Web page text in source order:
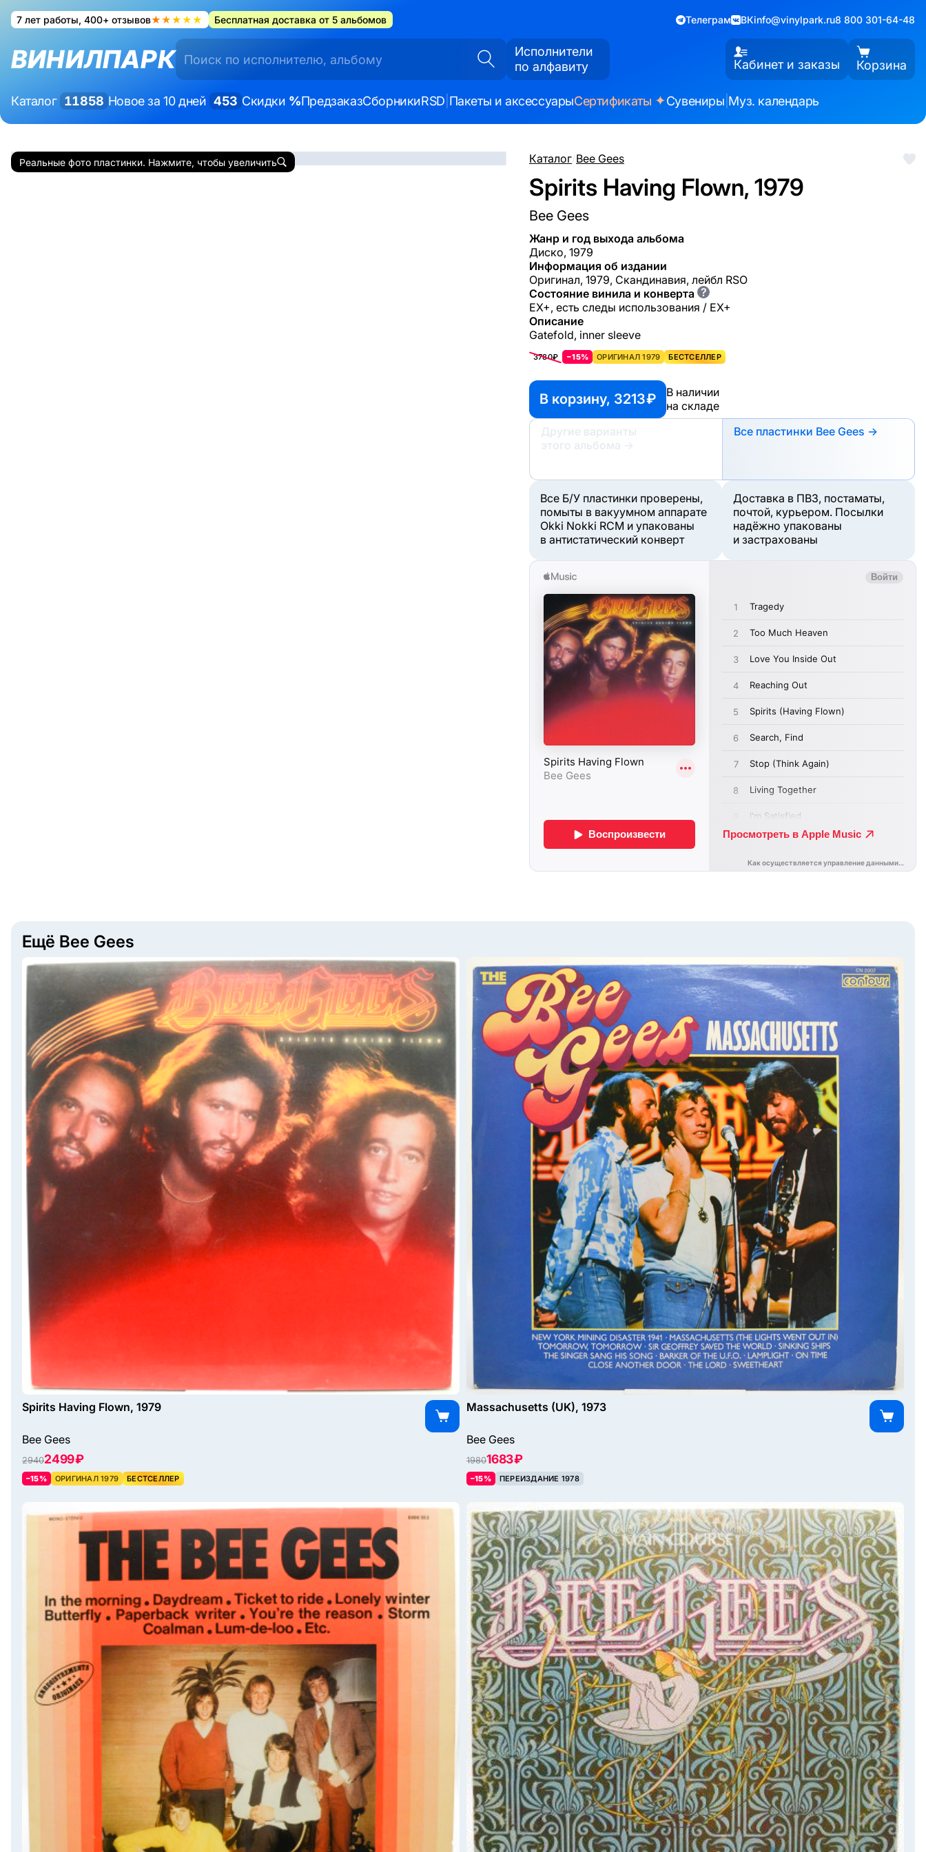
7 лет работы, 400+ отзывов★★★★★ Бесплатная доставка от 5 альбомов Телеграм ВКinfo@vinylpark.ru8 800 301-64-48
ВИНИЛПАРК
Исполнители
по алфавиту
Кабинет и заказы Корзина
Каталог 11858 Новое за 10 дней 453 Скидки %ПредзаказСборникиRSD Пакеты и аксессуарыСертификаты ✦Сувениры Муз. календарь
Каталог/Bee Gees
Spirits Having Flown, 1979
Bee Gees
Жанр и год выхода альбома
Диско, 1979
Информация об издании
Оригинал, 1979, Скандинавия, лейбл RSO
Состояние винила и конверта ?
EX+, есть следы использования / EX+
Описание
Gatefold, inner sleeve
3780₽ −15% ОРИГИНАЛ 1979 БЕСТСЕЛЛЕР
В корзину, 3213 ₽
В наличии
на складе
Другие варианты
этого альбома
→
Все пластинки Bee Gees →
Все Б/У пластинки проверены,
помыты в вакуумном аппарате
Okki Nokki RCM и упакованы
в антистатический конверт
Доставка в ПВЗ, постаматы,
почтой, курьером. Посылки
надёжно упакованы
и застрахованы
Реальные фото пластинки. Нажмите, чтобы увеличить
Ещё Bee Gees
Spirits Having Flown, 1979
Bee Gees
29402499 ₽
–15% ОРИГИНАЛ 1979 БЕСТСЕЛЛЕР
Massachusetts (UK), 1973
Bee Gees
19801683 ₽
–15% ПЕРЕИЗДАНИЕ 1978